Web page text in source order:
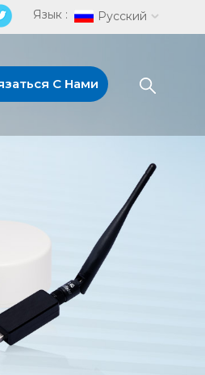
Язык : Русский
С Нами